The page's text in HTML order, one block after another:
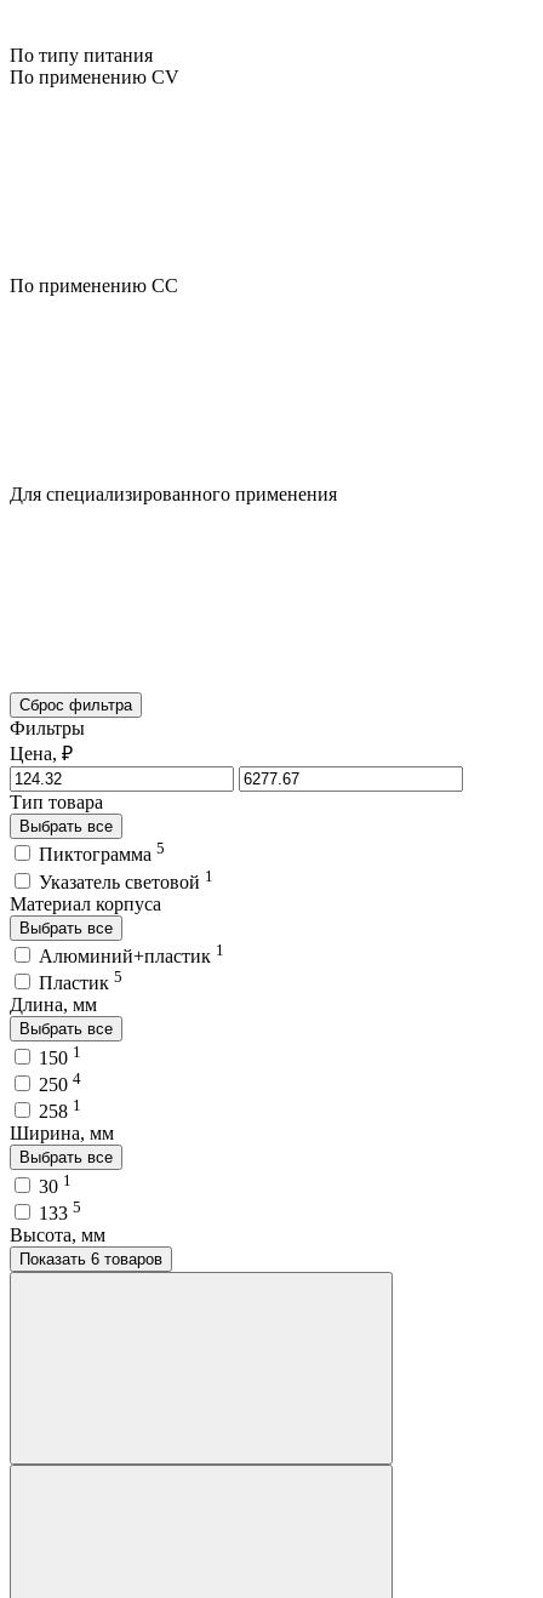
По типу питания
По применению CV
По применению CC
Для специализированного применения
Сброс фильтра
Фильтры
Цена, ₽
Тип товара
Выбрать все
Пиктограмма 5
Указатель световой 1
Материал корпуса
Выбрать все
Алюминий+пластик 1
Пластик 5
Длина, мм
Выбрать все
150 1
250 4
258 1
Ширина, мм
Выбрать все
30 1
133 5
Высота, мм
Показать 6 товаров